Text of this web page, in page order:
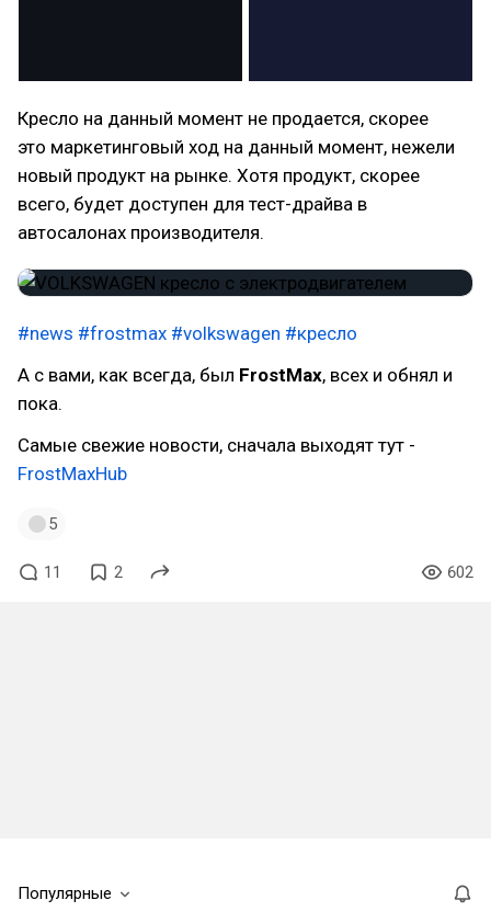
Кресло на данный момент не продается, скорее
это маркетинговый ход на данный момент, нежели
новый продукт на рынке. Хотя продукт, скорее
всего, будет доступен для тест-драйва в
автосалонах производителя.
#news #frostmax #volkswagen #кресло
А с вами, как всегда, был FrostMax, всех и обнял и
пока.
Самые свежие новости, сначала выходят тут -
FrostMaxHub
5
11 2 602
Популярные